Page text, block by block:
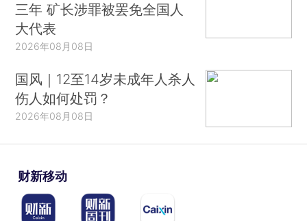
三年 矿长涉罪被罢免全国人
大代表
2026年08月08日
国风｜12至14岁未成年人杀人
伤人如何处罚？
2026年08月08日
财新移动